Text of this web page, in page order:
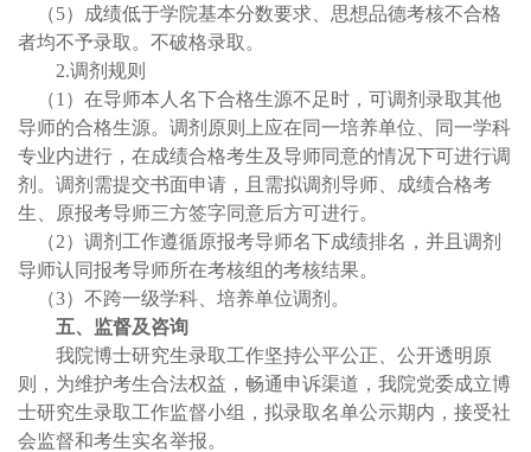
（5）成绩低于学院基本分数要求、思想品德考核不合格
者均不予录取。不破格录取。
2.调剂规则
（1）在导师本人名下合格生源不足时，可调剂录取其他
导师的合格生源。调剂原则上应在同一培养单位、同一学科
专业内进行，在成绩合格考生及导师同意的情况下可进行调
剂。调剂需提交书面申请，且需拟调剂导师、成绩合格考
生、原报考导师三方签字同意后方可进行。
（2）调剂工作遵循原报考导师名下成绩排名，并且调剂
导师认同报考导师所在考核组的考核结果。
（3）不跨一级学科、培养单位调剂。
五、监督及咨询
我院博士研究生录取工作坚持公平公正、公开透明原
则，为维护考生合法权益，畅通申诉渠道，我院党委成立博
士研究生录取工作监督小组，拟录取名单公示期内，接受社
会监督和考生实名举报。